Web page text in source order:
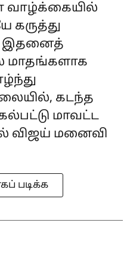
வாழ்க்கையில்
கருத்து
இதனைத்
மாதங்களாக
கடந்த
மாவட்ட
விஜய் மனைவி
படிக்க